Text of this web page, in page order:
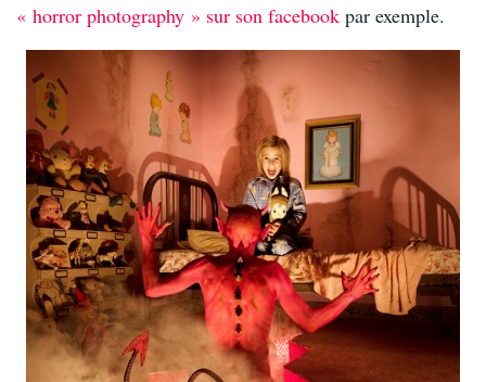
« horror photography » sur son facebook par exemple.